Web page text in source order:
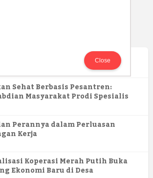
Sehat Berbasis Pesantren:
Masyarakat Prodi Spesialis
Medikal Bedah UNIMUS di
Perannya dalam Perluasan
Kerja
Koperasi Merah Putih Buka
Ekonomi Baru di Desa
Close